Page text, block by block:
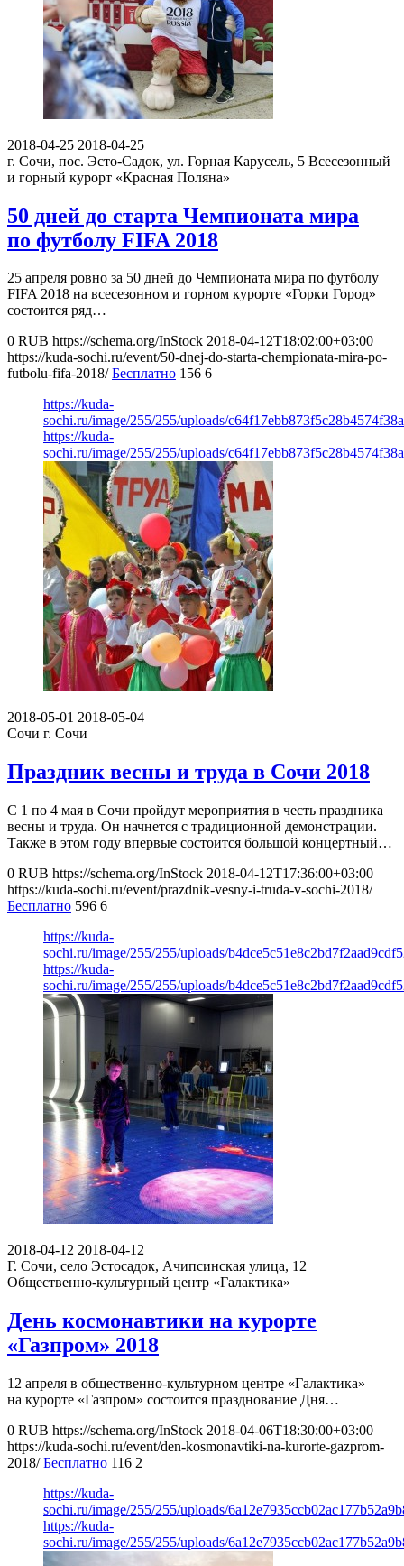
2018-04-25 2018-04-25
г. Сочи, пос. Эсто-Садок, ул. Горная Карусель, 5 Всесезонный
и горный курорт «Красная Поляна»
50 дней до старта Чемпионата мира
по футболу FIFA 2018
25 апреля ровно за 50 дней до Чемпионата мира по футболу
FIFA 2018 на всесезонном и горном курорте «Горки Город»
состоится ряд…
0 RUB https://schema.org/InStock 2018-04-12T18:02:00+03:00
https://kuda-sochi.ru/event/50-dnej-do-starta-chempionata-mira-po-
futbolu-fifa-2018/ Бесплатно 156 6
https://kuda-
sochi.ru/image/255/255/uploads/
https://kuda-
sochi.ru/image/255/255/uploads/
2018-05-01 2018-05-04
Сочи г. Сочи
Праздник весны и труда в Сочи 2018
С 1 по 4 мая в Сочи пройдут мероприятия в честь праздника
весны и труда. Он начнется с традиционной демонстрации.
Также в этом году впервые состоится большой концертный…
0 RUB https://schema.org/InStock 2018-04-12T17:36:00+03:00
https://kuda-sochi.ru/event/prazdnik-vesny-i-truda-v-sochi-2018/
Бесплатно 596 6
https://kuda-
sochi.ru/image/255/255/uploads/
https://kuda-
sochi.ru/image/255/255/uploads/
2018-04-12 2018-04-12
Г. Сочи, село Эстосадок, Ачипсинская улица, 12
Общественно-культурный центр «Галактика»
День космонавтики на курорте
«Газпром» 2018
12 апреля в общественно-культурном центре «Галактика»
на курорте «Газпром» состоится празднование Дня…
0 RUB https://schema.org/InStock 2018-04-06T18:30:00+03:00
https://kuda-sochi.ru/event/den-kosmonavtiki-na-kurorte-gazprom-
2018/ Бесплатно 116 2
https://kuda-
sochi.ru/image/255/255/uploads/
https://kuda-
sochi.ru/image/255/255/uploads/